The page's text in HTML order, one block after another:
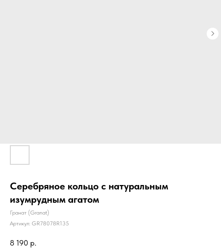
Серебряное кольцо с натуральным
изумрудным агатом
Гранат (Granat)
Артикул: GR78078R135
8 190 р.